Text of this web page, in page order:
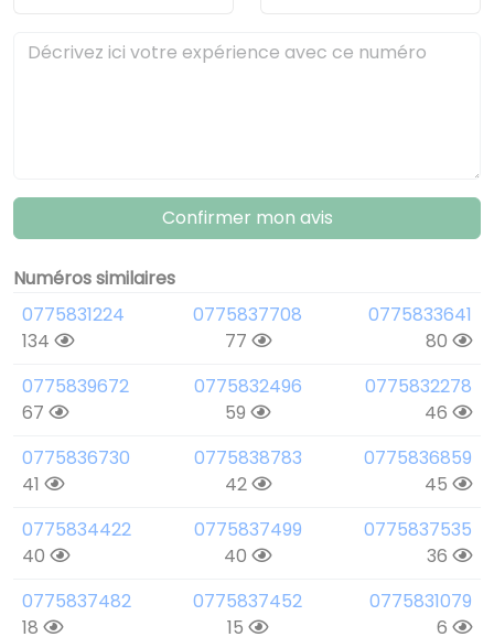
Confirmer mon avis
Numéros similaires
0775831224
134
0775837708
77
0775833641
80
0775839672
67
0775832496
59
0775832278
46
0775836730
41
0775838783
42
0775836859
45
0775834422
40
0775837499
40
0775837535
36
0775837482
18
0775837452
15
0775831079
6